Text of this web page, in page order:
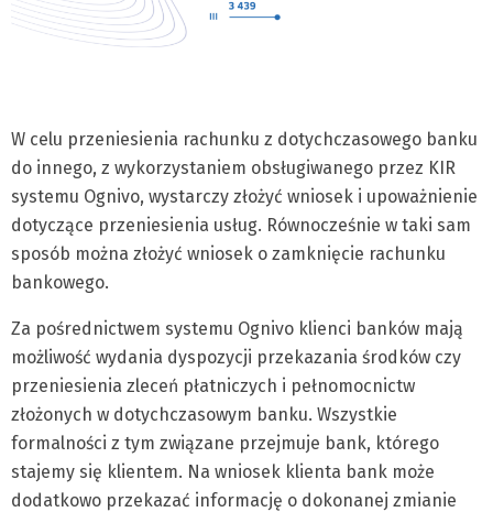
W celu przeniesienia rachunku z dotychczasowego banku
do innego, z wykorzystaniem obsługiwanego przez KIR
systemu Ognivo, wystarczy złożyć wniosek i upoważnienie
dotyczące przeniesienia usług. Równocześnie w taki sam
sposób można złożyć wniosek o zamknięcie rachunku
bankowego.
Za pośrednictwem systemu Ognivo klienci banków mają
możliwość wydania dyspozycji przekazania środków czy
przeniesienia zleceń płatniczych i pełnomocnictw
złożonych w dotychczasowym banku. Wszystkie
formalności z tym związane przejmuje bank, którego
stajemy się klientem. Na wniosek klienta bank może
dodatkowo przekazać informację o dokonanej zmianie